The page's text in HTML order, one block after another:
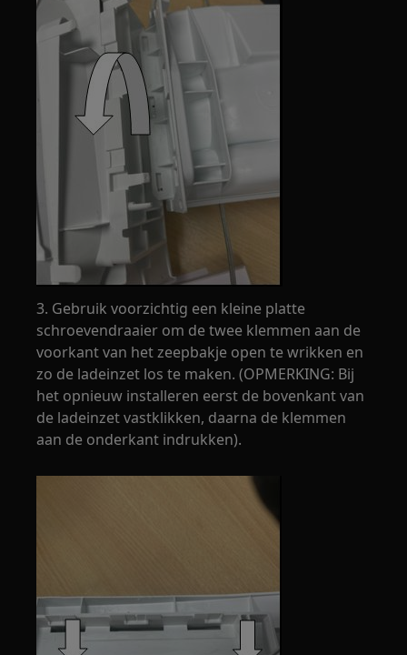
3. Gebruik voorzichtig een kleine platte
schroevendraaier om de twee klemmen aan de
voorkant van het zeepbakje open te wrikken en
zo de ladeinzet los te maken. (OPMERKING: Bij
het opnieuw installeren eerst de bovenkant van
de ladeinzet vastklikken, daarna de klemmen
aan de onderkant indrukken).